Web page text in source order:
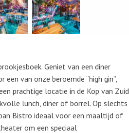
Geniet van een diner
van onze beroemde “high gin”,
prachtige locatie in de Kop van Zuid,
lunch, diner of borrel. Op slechts
Bistro ideaal voor een maaltijd of
om een speciaal